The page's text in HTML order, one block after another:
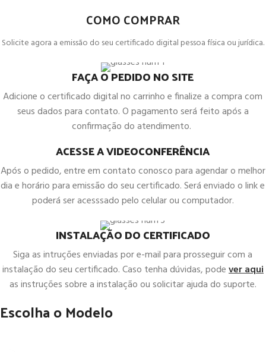
COMO COMPRAR
Solicite agora a emissão do seu certificado digital pessoa física ou jurídica.
FAÇA O PEDIDO NO SITE
Adicione o certificado digital no carrinho e finalize a compra com
seus dados para contato. O pagamento será feito após a
confirmação do atendimento.
ACESSE A VIDEOCONFERÊNCIA
Após o pedido, entre em contato conosco para agendar o melhor
dia e horário para emissão do seu certificado. Será enviado o link e
poderá ser acesssado pelo celular ou computador.
INSTALAÇÃO DO CERTIFICADO
Siga as intruções enviadas por e-mail para prosseguir com a
instalação do seu certificado. Caso tenha dúvidas, podever aqui
as instruções sobre a instalação ou solicitar ajuda do suporte.
Escolha o Modelo